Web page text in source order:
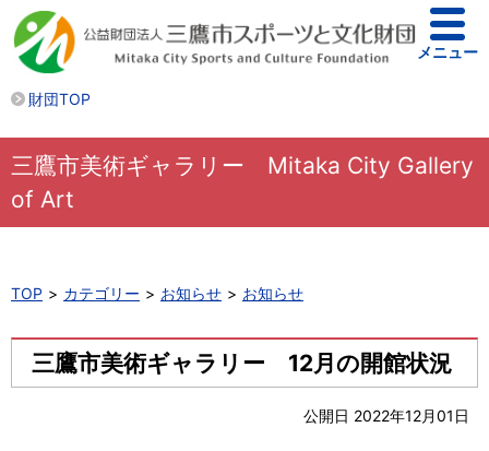
財団TOP
メニュー
三鷹市美術ギャラリー Mitaka City Gallery
of Art
TOP カテゴリー お知らせ お知らせ
三鷹市美術ギャラリー 12月の開館状況
公開日 2022年12月01日